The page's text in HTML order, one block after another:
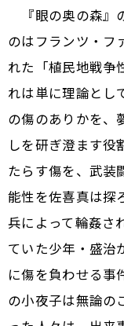
『眼の奥の森』
のはフランツ・フ
れた「植民地戦争
れは単に理論とし
の傷のありかを、
しを研ぎ澄ます役
たらす傷を、武装
能性を佐喜真は探
兵によって輪姦さ
ていた少年・盛治
に傷を負わせる事
の小夜子は無論の